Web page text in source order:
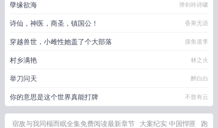
孽缘欲海 弹剑吟诗啸
诗仙，神医，商圣，镇国公！ 香果无语
穿越兽世，小雌性她盖了个大部落 摸鱼道李
村乡满艳 林之火
举刀问天 醉白白
你的意思是这个世界真能打牌 不曾有云
宿敌与我同榻而眠全集免费阅读最新章节 大案纪实 中国悍匪
跑